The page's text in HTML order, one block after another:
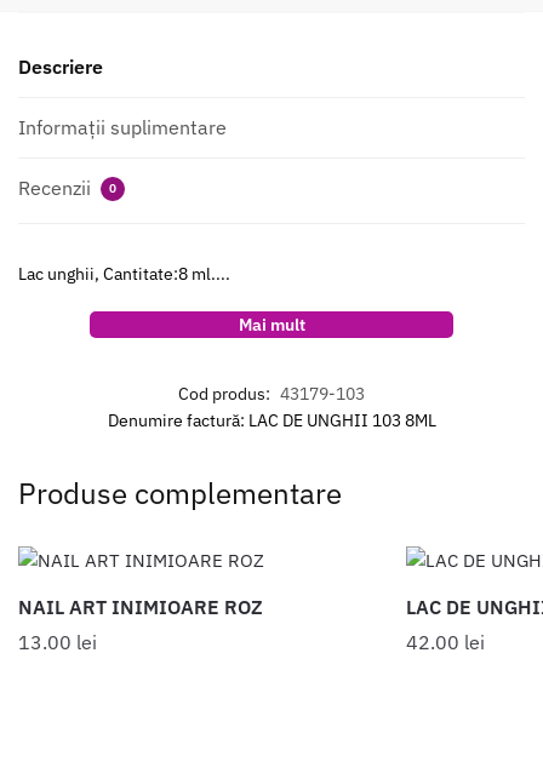
Descriere
Informații suplimentare
Recenzii 0
Lac unghii, Cantitate:8 ml....
Mai mult
Cod produs: 43179-103
Denumire factură: LAC DE UNGHII 103 8ML
Produse complementare
NAIL ART INIMIOARE ROZ
13.00 lei
LAC DE
42.00 lei